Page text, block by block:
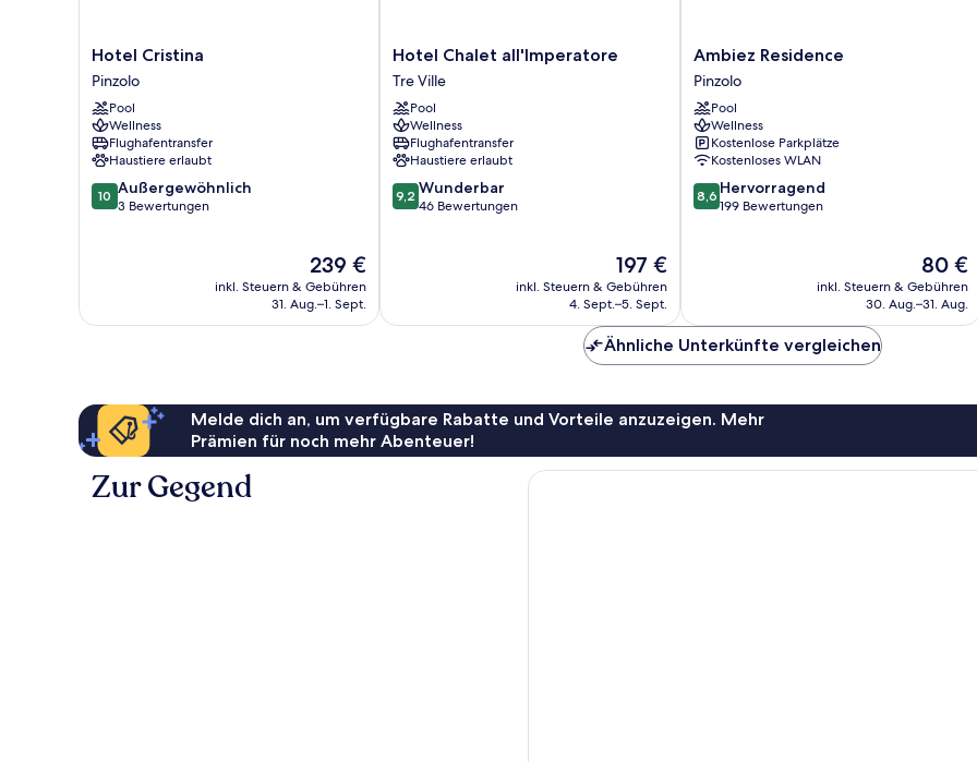
Hotel
Cristina
Pinzolo
Hotel Cristina
Pinzolo
Pool
Wellness
Flughafentransfer
Haustiere erlaubt
10.0
von
10 Außergewöhnlich
3 Bewertungen
Der
Preis
beträgt
239 €
inkl. Steuern & Gebühren
31. Aug.–1. Sept.
Hotel
Chalet
all'Imperatore
Tre
Ville
Hotel Chalet all'Imperatore
Tre Ville
Pool
Wellness
Flughafentransfer
Haustiere erlaubt
9.2
von
9,2 Wunderbar
46 Bewertungen
Der
Preis
beträgt
197 €
inkl. Steuern & Gebühren
4. Sept.–5. Sept.
Ambiez
Residence
Pinzolo
Ambiez Residence
Pinzolo
Pool
Wellness
Kostenlose Parkplätze
Kostenloses WLAN
8.6
von
8,6 Hervorragend
199 Bewertungen
Der
Preis
beträgt
80 €
inkl. Steuern & Gebühren
30. Aug.–31. Aug.
Ähnliche Unterkünfte vergleichen
Melde dich an, um verfügbare Rabatte und Vorteile anzuzeigen. Mehr
Prämien für noch mehr Abenteuer!
Zur Gegend